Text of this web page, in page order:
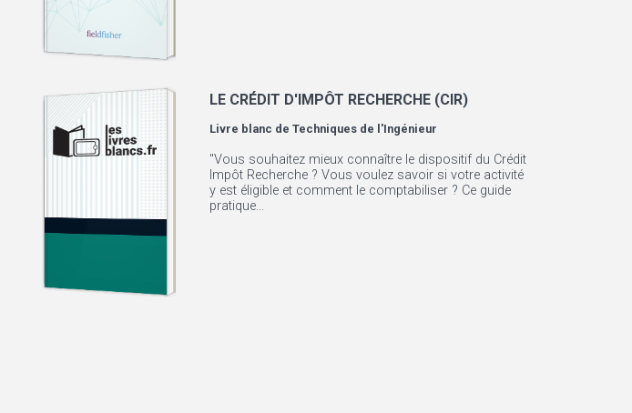
LE CRÉDIT D'IMPÔT RECHERCHE (CIR)
Livre blanc de Techniques de l'Ingénieur
"Vous souhaitez mieux connaître le dispositif du Crédit
Impôt Recherche ? Vous voulez savoir si votre activité
y est éligible et comment le comptabiliser ? Ce guide
pratique...